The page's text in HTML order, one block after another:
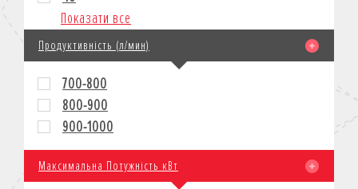
Показати все
Продуктивність (л/мин)
700-800
800-900
900-1000
Максимальна Потужність кВт